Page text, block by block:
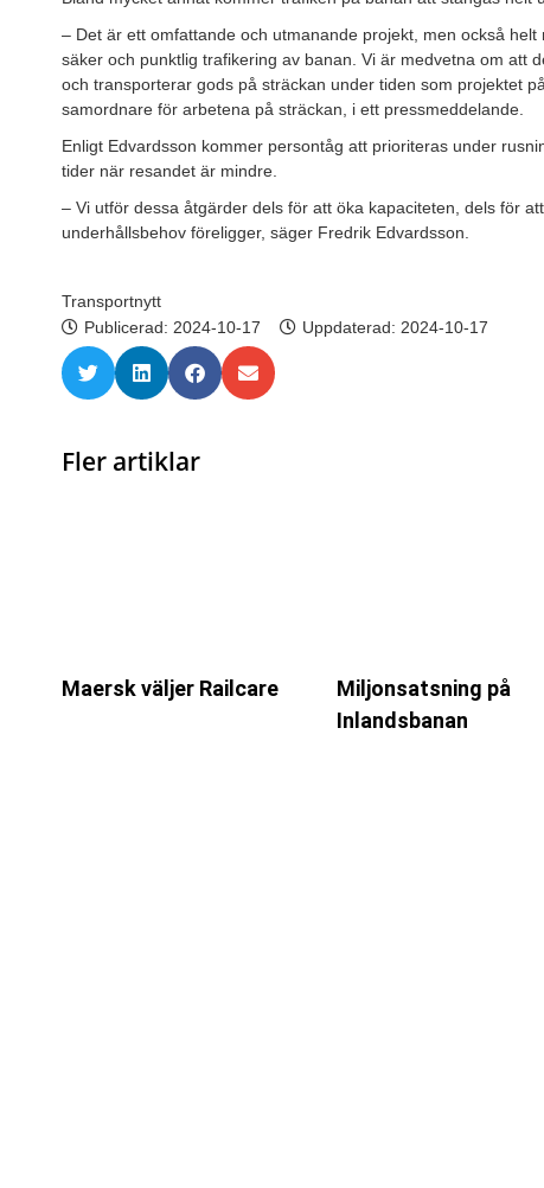
– Det är ett omfattande och utmanande projekt, men också
säker och punktlig trafikering av banan. Vi är medvetna om att
och transporterar gods på sträckan under tiden som projektet
samordnare för arbetena på sträckan, i ett pressmeddelande.
Enligt Edvardsson kommer persontåg att prioriteras under
tider när resandet är mindre.
– Vi utför dessa åtgärder dels för att öka kapaciteten, dels för
underhållsbehov föreligger, säger Fredrik Edvardsson.
Transportnytt
Publicerad: 2024-10-17 Uppdaterad: 2024-10-17
Fler artiklar
Maersk väljer Railcare
Miljonsatsning på
Inlandsbanan